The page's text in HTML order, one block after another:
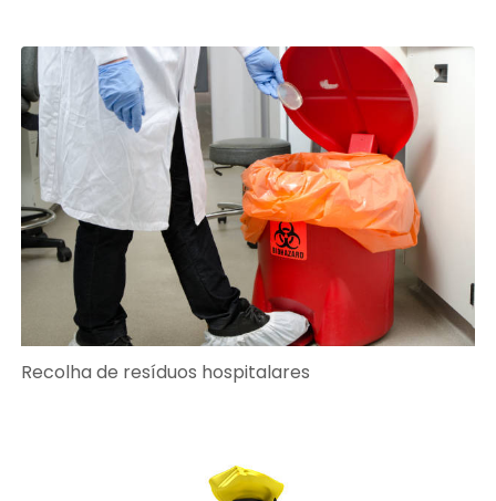
Recolha de resíduos hospitalares